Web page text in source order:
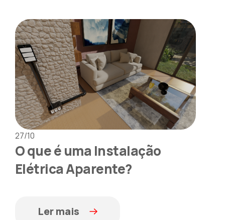
27/10
O que é uma Instalação
Elétrica Aparente?
Ler mais